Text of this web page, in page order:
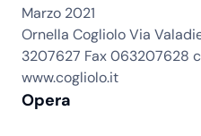
Marzo 2021
Ornella Cogliolo Via
3207627 Fax 063207628
www.cogliolo.it
Opera